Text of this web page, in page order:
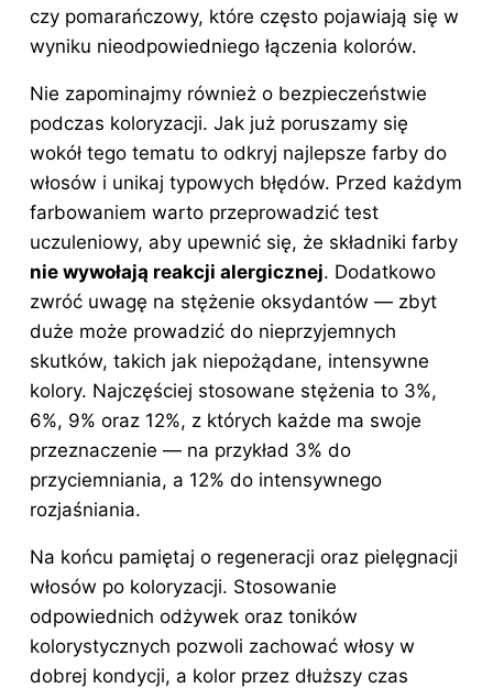
czy pomarańczowy, które często pojawiają się w
wyniku nieodpowiedniego łączenia kolorów.
Nie zapominajmy również o bezpieczeństwie
podczas koloryzacji. Jak już poruszamy się
wokół tego tematu to odkryj najlepsze farby do
włosów i unikaj typowych błędów. Przed każdym
farbowaniem warto przeprowadzić test
uczuleniowy, aby upewnić się, że składniki farby
nie wywołają reakcji alergicznej. Dodatkowo
zwróć uwagę na stężenie oksydantów — zbyt
duże może prowadzić do nieprzyjemnych
skutków, takich jak niepożądane, intensywne
kolory. Najczęściej stosowane stężenia to 3%,
6%, 9% oraz 12%, z których każde ma swoje
przeznaczenie — na przykład 3% do
przyciemniania, a 12% do intensywnego
rozjaśniania.
Na końcu pamiętaj o regeneracji oraz pielęgnacji
włosów po koloryzacji. Stosowanie
odpowiednich odżywek oraz toników
kolorystycznych pozwoli zachować włosy w
dobrej kondycji, a kolor przez dłuższy czas